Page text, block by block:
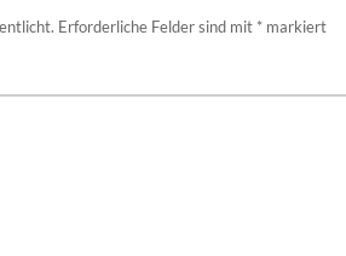
Erforderliche Felder sind mit * markiert